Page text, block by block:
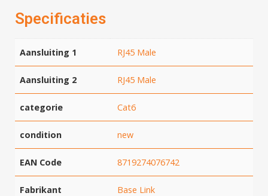
Specificaties
Aansluiting 1 RJ45 Male
Aansluiting 2 RJ45 Male
categorie Cat6
condition new
EAN Code 8719274076742
Fabrikant Base Link